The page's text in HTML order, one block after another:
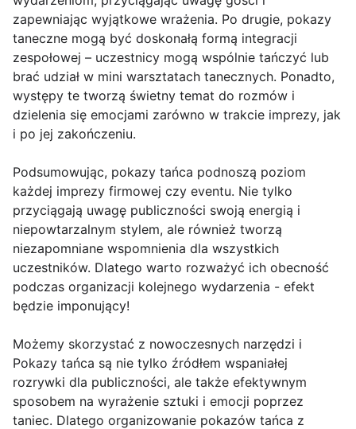
zapewniając wyjątkowe wrażenia. Po drugie, pokazy
taneczne mogą być doskonałą formą integracji
zespołowej – uczestnicy mogą wspólnie tańczyć lub
brać udział w mini warsztatach tanecznych. Ponadto,
występy te tworzą świetny temat do rozmów i
dzielenia się emocjami zarówno w trakcie imprezy, jak
i po jej zakończeniu.
Podsumowując, pokazy tańca podnoszą poziom
każdej imprezy firmowej czy eventu. Nie tylko
przyciągają uwagę publiczności swoją energią i
niepowtarzalnym stylem, ale również tworzą
niezapomniane wspomnienia dla wszystkich
uczestników. Dlatego warto rozważyć ich obecność
podczas organizacji kolejnego wydarzenia - efekt
będzie imponujący!
Możemy skorzystać z nowoczesnych narzędzi i
Pokazy tańca są nie tylko źródłem wspaniałej
rozrywki dla publiczności, ale także efektywnym
sposobem na wyrażenie sztuki i emocji poprzez
taniec. Dlatego organizowanie pokazów tańca z